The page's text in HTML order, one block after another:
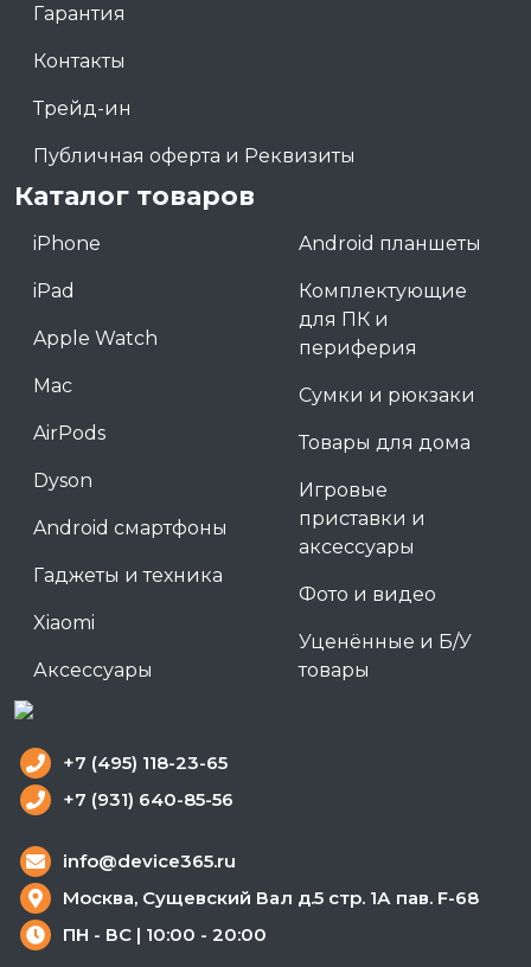
Гарантия
Контакты
Трейд-ин
Публичная оферта и Реквизиты
Каталог товаров
iPhone
iPad
Apple Watch
Mac
AirPods
Dyson
Android смартфоны
Гаджеты и техника
Xiaomi
Аксессуары
Android планшеты
Комплектующие
для ПК и
периферия
Сумки и рюкзаки
Товары для дома
Игровые
приставки и
аксессуары
Фото и видео
Уценённые и Б/У
товары
+7 (495) 118-23-65
+7 (931) 640-85-56
info@device365.ru
Москва, Сущевский Вал д.5 стр. 1А пав. F-68
ПН - ВС | 10:00 - 20:00